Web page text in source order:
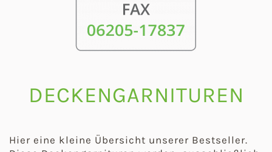
DECKENGARNITUREN
Hier eine kleine Übersicht unserer Bestseller.